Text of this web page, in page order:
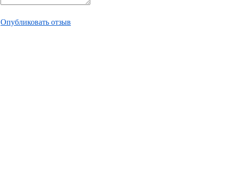
Опубликовать отзыв